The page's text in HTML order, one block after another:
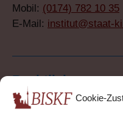
Cookie-
Mobil: (0174) 782 10 35
E-Mail: institut@staat-
Rechtliches